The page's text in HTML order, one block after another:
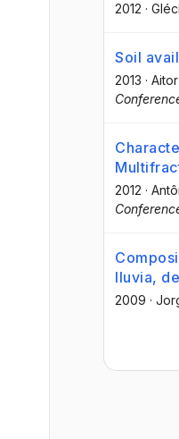
2012 ·
Soil
2013 ·
2012 ·
lluvia,
2009 ·